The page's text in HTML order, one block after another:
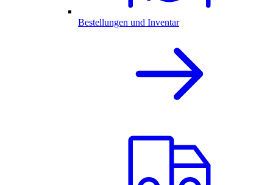
Bestellungen und Inventar